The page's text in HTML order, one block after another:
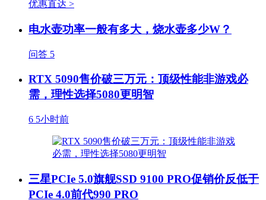
优惠直达 >
电水壶功率一般有多大，烧水壶多少W？
问答 5
RTX 5090售价破三万元：顶级性能非游戏必
需，理性选择5080更明智
6 5小时前
三星PCIe 5.0旗舰SSD 9100 PRO促销价反低于
PCIe 4.0前代990 PRO